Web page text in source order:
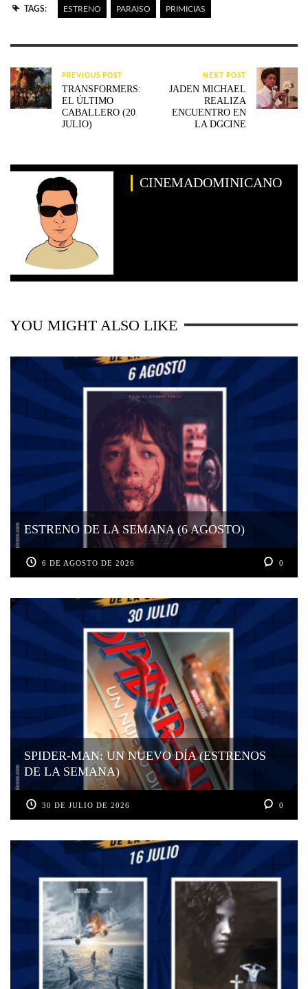
TAGS: ESTRENO PARAISO PRIMICIAS
PREVIOUS POST
TRANSFORMERS:
EL ÚLTIMO
CABALLERO (20
JULIO)
NEXT POST
JADEN MICHAEL
REALIZA
ENCUENTRO EN
LA DGCINE
CINEMADOMINICANO
YOU MIGHT ALSO LIKE
ESTRENO DE LA SEMANA (6 AGOSTO)
6 DE AGOSTO DE 2026 0
SPIDER-MAN: UN NUEVO DÍA (ESTRENOS
DE LA SEMANA)
30 DE JULIO DE 2026 0